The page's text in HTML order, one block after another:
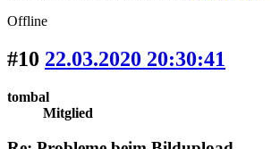
Offline
#10 22.03.2020 20:30:41
tombal
Mitglied